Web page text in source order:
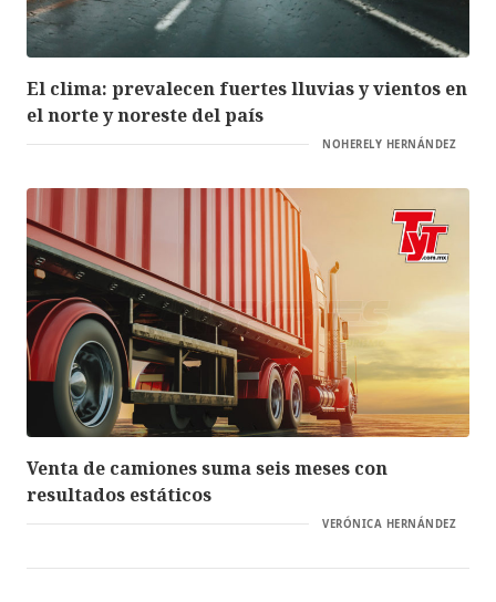
El clima: prevalecen fuertes lluvias y vientos en
el norte y noreste del país
NOHERELY HERNÁNDEZ
Venta de camiones suma seis meses con
resultados estáticos
VERÓNICA HERNÁNDEZ